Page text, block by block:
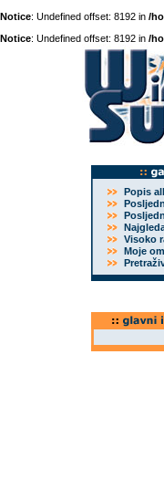
Notice: Undefined offset: 8192 in /
Notice: Undefined offset: 8192 in /
Popis
Visoko
Moje